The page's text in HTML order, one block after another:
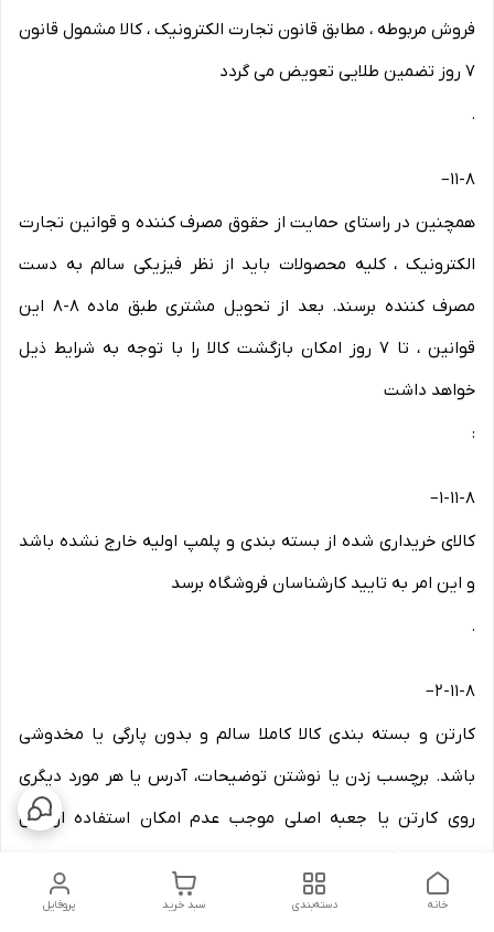
فروش مربوطه ، مطابق قانون تجارت الکترونیک ، کالا مشمول قانون
۷ روز تضمین طلایی تعویض می گردد
.
۱۱-۸–
همچنین در راستای حمایت از حقوق مصرف کننده و قوانین تجارت
الکترونیک ، کلیه محصولات باید از نظر فیزیکی سالم به دست
مصرف کننده برسند. بعد از تحویل مشتری طبق ماده ۸-۸ این
قوانین ، تا ۷ روز امکان بازگشت کالا را با توجه به شرایط ذیل
خواهد داشت
:
۱-۱۱-۸–
کالای خریداری شده از بسته بندی و پلمپ اولیه خارج نشده باشد
و این امر به تایید کارشناسان فروشگاه برسد
.
۲-۱۱-۸–
کارتن و بسته بندی کالا کاملا سالم و بدون پارگی یا مخدوشی
باشد. برچسب زدن یا نوشتن توضیحات، آدرس یا هر مورد دیگری
روی کارتن یا جعبه اصلی موجب عدم امکان استفاده از این
پروفایل سبد خرید دسته‌بندی خانه